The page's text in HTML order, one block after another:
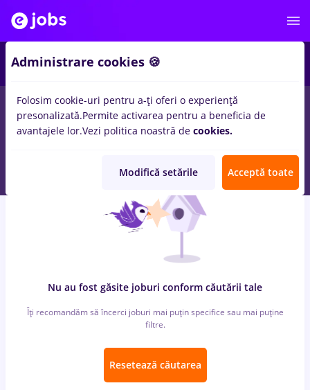
locuri de muncacu salarii prime kapital, Part time
NapocapentruStudent inTransport / Distributie, Medicina /
Sanatate
Nu au fost găsite joburi conform căutării tale
Îți recomandăm să încerci joburi mai puțin specifice sau mai puține
filtre.
Resetează căutarea
Administrare cookies 🍪
Folosim cookie-uri pentru a-ți oferi o experiență
presonalizată.Permite activarea pentru a beneficia de
avantajele lor.Vezi politica noastră de cookies.
Modifică setările Acceptă toate